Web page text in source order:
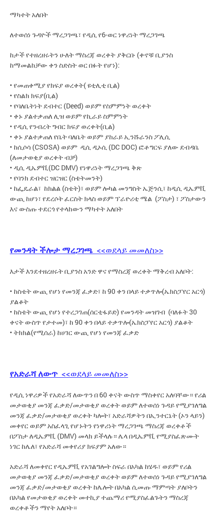
ማካተት አለበት
ለተወሰነ ጉዳዮች ማረጋገጫ፣ የዲሲ የ6-ወር ነዋሪነት ማረጋገጫ
ከታች የተዘረዘሩትን ሁለት ማስረጃ ወረቀት ያቅርቡ (ቀኖቹ ቢያንስ
ከማመልከቻው ቀን ስድስት ወር በፉት የሆነ):
• የመጠቀሚያ የክፍያ ወረቀት( ዩቲሊቲ ቢል)
• የስልክ ክፍያ(ቢል)
• የባለቤትነት ደብተር (Deed) ወይም የስምምነት ወረቀት
• ቀኑ ያልተቃጠለ ሊዝ ወይም የኪራይ ስምምነት
• የዲሲ የንብረት ግብር ክፍያ ወረቀት(ቢል)
• ቀኑ ያልተቃጠለ የቤት ባለቤት ወይም ያከራይ ኢንሹራንስ ፖሊሲ
• ከሲሶሳ (CSOSA) ወይም ዲሲ ዲኦሲ (DC DOC) ፎቶግርፍ ያለው ደብዳቤ
(ለመታወቂያ ወረቀት ብቻ)
• ዲሲ ዲኤምቪ(DC DMV) የነዋሪነት ማረጋገጫ ቅጽ
• የባንክ ደብተር ዝርዝር (ስቴትመንት)
• ከፌዴራል፣ ከክልል (ስቴት)፣ ወይም ሎካል መንግስት ኤጅንሲ፣ ከዲሲ ዲኤምቪ
ውጪ ከሆነ፣ የደረሶት ፈርስት ክላስ ወይም ፕራዮሪቲ ሜል (ፖስታ) ፣ ፖስታውን
እና ውስጡ ተደርጎ የተላከውን ማካተት አለበት
የመንዳት ችሎታ ማረጋገጫ <<ወደላይ መመለስ>>
እታች እንደተዘረዘሩት ቢያንስ አንድ ዋና የማስረጃ ወረቀት ማቅረብ አለቦት:
• ከስቴት ውጪ የሆነ የመንጃ ፈቃድ፣ ከ 90 ቀን በላይ ተቃጥሎ(ኤክስፓየር አርጎ)
ያልቆት
• ከስቴት ውጪ የሆነ የተረጋገጠ(ሰርቲፋይድ) የመንዳት መዝገብ (ባለፉት 30
ቀናት ውስጥ የታተመ)፣ ከ 90 ቀን በላይ ተቃጥሎ(ኤክስፓየር አርጎ) ያልቆት
• ትክክል(የሚሰራ) ከሀገር ውጪ የሆነ የመንጃ ፈቃድ
የአድራሻ ለውጥ <<ወደላይ መመለስ>>
የዲሲ ነዋሪዎች የአድራሻ ለውጥን በ 60 ቀናት ውስጥ ማስቀየር አለባቸው። የሪል
መታወቂያ መንጃ ፈቃድ/መታወቂያ ወረቀት ወይም ለተወሰነ ጉዳይ የሚያገለግል
መንጃ ፈቃድ/መታወቂያ ወረቀት ካሎት፣ አድራሻዎትን በኢንተርኔት (ኦን ላይን)
መቀየር ወይም አስፈላጊ የሆኑትን የነዋሪነት ማረጋገጫ ማስረጃ ወረቀቶች
በፖስታ ለዲኤምቪ (DMV) መላክ ይችላሉ። ሌላ በዲኤምቪ የሚያስፈጽሙት
ነገር ከሌለ፣ የአድራሻ መቀየሪያ ክፍያም አለው።
አድራሻ ለመቀየር የዲኤምቪ የአገልግሎት ስፍራ በአካል ከሄዱ፣ ወይም የሪል
መታወቂያ መንጃ ፈቃድ/መታወቂያ ወረቀት ወይም ለተወሰነ ጉዳይ የሚያገለግል
መንጃ ፈቃድ/መታወቂያ ወረቀት ከሌሎት በአካል ሲመጡ ማምጣት ያለቦትን
በአካል የመታወቂያ ወረቀት መተኪያ ተጨማሪ የሚያስፈልጉትን ማስረጃ
ወረቀቶችን ማየት አለቦት።